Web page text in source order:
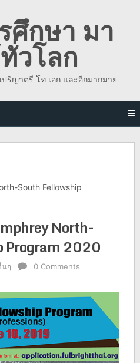
ศึกษา มา
วโลก
ริญาตรี โท เอก และอีกมากมาย
South Fellowship
North-
Program 2020
ๆ 0 Comments